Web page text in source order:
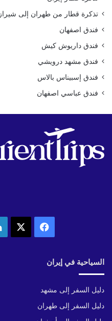
تذكرة قطار من طهران إلى شيراز
فندق اصفهان
فندق داريوش كيش
فندق مشهد درويشي
فندق إسبيناس بالاس
فندق عباسي اصفهان
فيسبوك
السياحية في إيران
دليل السفر إلى مشهد
دليل السفر إلى طهران